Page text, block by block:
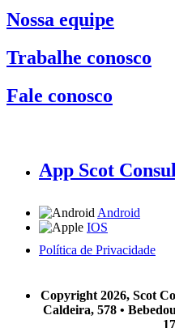
Nossa equipe
Trabalhe conosco
Fale conosco
App Scot
Android
IOS
Política de Privacidade
Copyright 2026, Scot
Caldeira, 578 •